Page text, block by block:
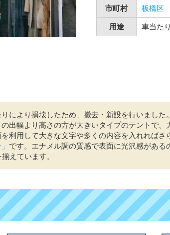
市町村 板橋区
用途 車当た
により損壊したため、撤去・新設を行いました。
出幅より高さの方が大きいタイプのテントで、
利用して大きな文字や多くの内容を入れればさ
です。エナメル調の質感で表面に光沢感があ
えています。